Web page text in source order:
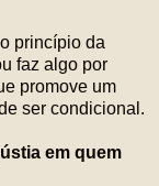
princípio da
faz algo por
promove um
ser condicional.
em quem